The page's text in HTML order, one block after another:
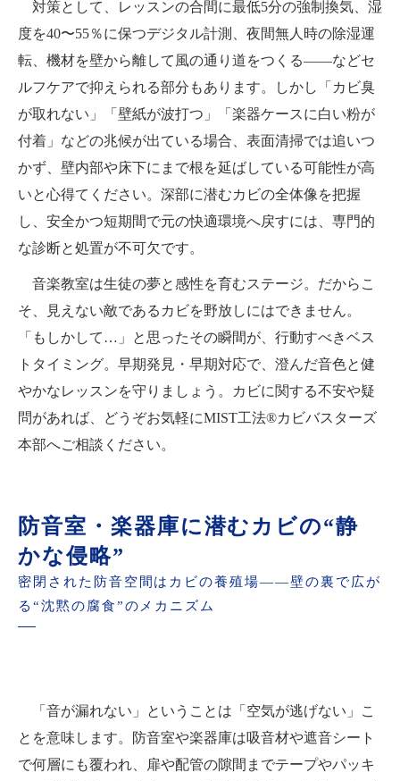
対策として、レッスンの合間に最低5分の強制換気、湿
度を40〜55％に保つデジタル計測、夜間無人時の除湿運
転、機材を壁から離して風の通り道をつくる――などセ
ルフケアで抑えられる部分もあります。しかし「カビ臭
が取れない」「壁紙が波打つ」「楽器ケースに白い粉が
付着」などの兆候が出ている場合、表面清掃では追いつ
かず、壁内部や床下にまで根を延ばしている可能性が高
いと心得てください。深部に潜むカビの全体像を把握
し、安全かつ短期間で元の快適環境へ戻すには、専門的
な診断と処置が不可欠です。
音楽教室は生徒の夢と感性を育むステージ。だからこ
そ、見えない敵であるカビを野放しにはできません。
「もしかして…」と思ったその瞬間が、行動すべきベス
トタイミング。早期発見・早期対応で、澄んだ音色と健
やかなレッスンを守りましょう。カビに関する不安や疑
問があれば、どうぞお気軽にMIST工法®カビバスターズ
本部へご相談ください。
防音室・楽器庫に潜むカビの“静
かな侵略”
密閉された防音空間はカビの養殖場——壁の裏で広が
る“沈黙の腐食”のメカニズム
「音が漏れない」ということは「空気が逃げない」こ
とを意味します。防音室や楽器庫は吸音材や遮音シート
で何層にも覆われ、扉や配管の隙間までテープやパッキ